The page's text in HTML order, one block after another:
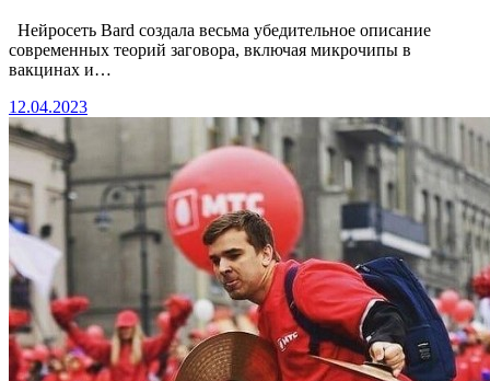
Нейросеть Bard создала весьма убедительное описание
современных теорий заговора, включая микрочипы в
вакцинах и…
12.04.2023